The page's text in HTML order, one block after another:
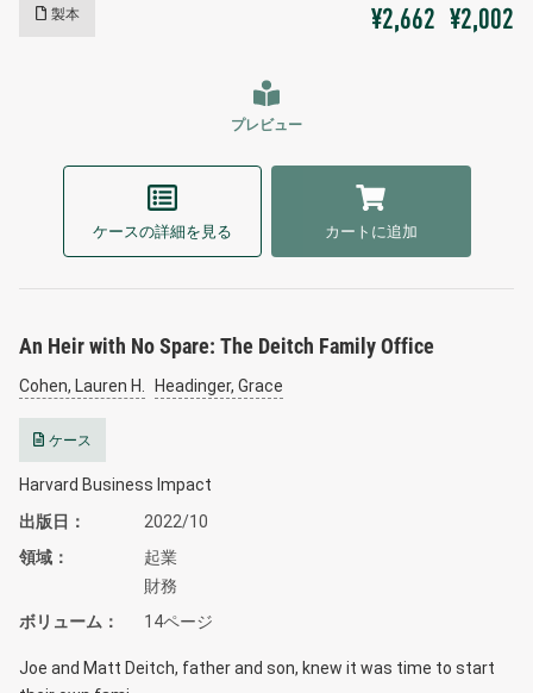
製本 ¥2,662 ¥2,002
プレビュー
ケースの詳細を見る カートに追加
An Heir with No Spare: The Deitch Family Office
Cohen, Lauren H. Headinger, Grace
ケース
Harvard Business Impact
出版日
2022/10
領域
起業
財務
ボリューム
14ページ
Joe and Matt Deitch, father and son, knew it was time to start